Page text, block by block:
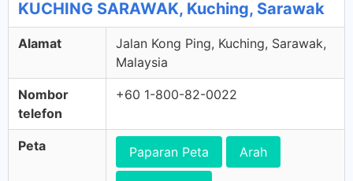
KUCHING SARAWAK, Kuching, Sarawak
Alamat
Jalan Kong Ping, Kuching, Sarawak,
Malaysia
Nombor
telefon
+60 1-800-82-0022
Peta Paparan Peta Arah